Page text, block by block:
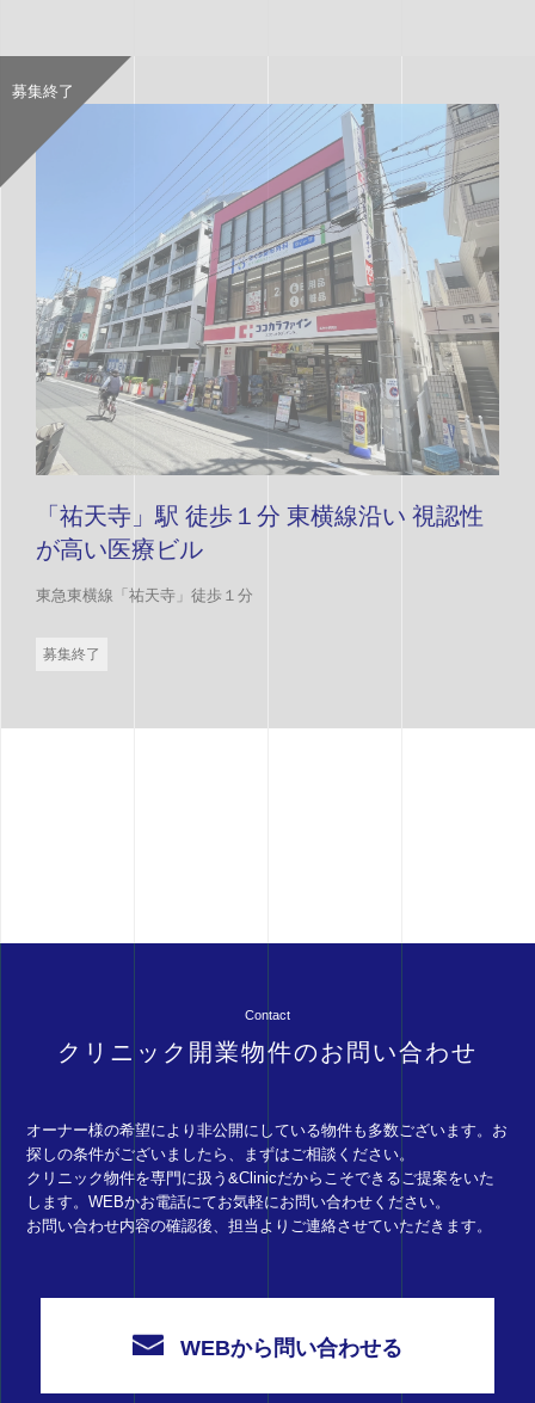
「祐天寺」駅 徒歩１分 東横線沿い 視認性
が高い医療ビル
東急東横線「祐天寺」徒歩１分
募集終了
募集終了
Contact
クリニック開業物件のお問い合わせ
オーナー様の希望により非公開にしている物件も多数ございます。お
探しの条件がございましたら、まずはご相談ください。
クリニック物件を専門に扱う&Clinicだからこそできるご提案をいた
します。WEBかお電話にてお気軽にお問い合わせください。
お問い合わせ内容の確認後、担当よりご連絡させていただきます。
WEBから問い合わせる